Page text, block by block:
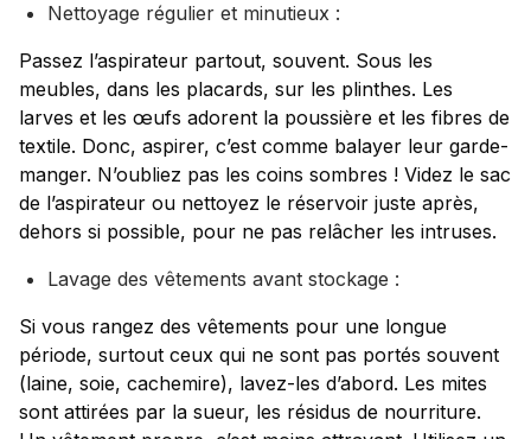
Nettoyage régulier et minutieux :
Passez l’aspirateur partout, souvent. Sous les
meubles, dans les placards, sur les plinthes. Les
larves et les œufs adorent la poussière et les fibres de
textile. Donc, aspirer, c’est comme balayer leur garde-
manger. N’oubliez pas les coins sombres ! Videz le sac
de l’aspirateur ou nettoyez le réservoir juste après,
dehors si possible, pour ne pas relâcher les intruses.
Lavage des vêtements avant stockage :
Si vous rangez des vêtements pour une longue
période, surtout ceux qui ne sont pas portés souvent
(laine, soie, cachemire), lavez-les d’abord. Les mites
sont attirées par la sueur, les résidus de nourriture.